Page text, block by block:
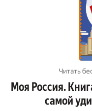
Читать
Моя Россия.
самой